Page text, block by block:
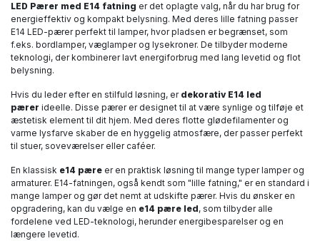
LED Pærer med E14 fatning er det oplagte valg, når du har brug for
energieffektiv og kompakt belysning. Med deres lille fatning passer
E14 LED-pærer perfekt til lamper, hvor pladsen er begrænset, som
f.eks. bordlamper, væglamper og lysekroner. De tilbyder moderne
teknologi, der kombinerer lavt energiforbrug med lang levetid og flot
belysning.
Hvis du leder efter en stilfuld løsning, er dekorativ E14 led
pærer ideelle. Disse pærer er designet til at være synlige og tilføje et
æstetisk element til dit hjem. Med deres flotte glødefilamenter og
varme lysfarve skaber de en hyggelig atmosfære, der passer perfekt
til stuer, soveværelser eller caféer.
En klassisk e14 pære er en praktisk løsning til mange typer lamper og
armaturer. E14-fatningen, også kendt som "lille fatning," er en standard i
mange lamper og gør det nemt at udskifte pærer. Hvis du ønsker en
opgradering, kan du vælge en e14 pære led, som tilbyder alle
fordelene ved LED-teknologi, herunder energibesparelser og en
længere levetid.